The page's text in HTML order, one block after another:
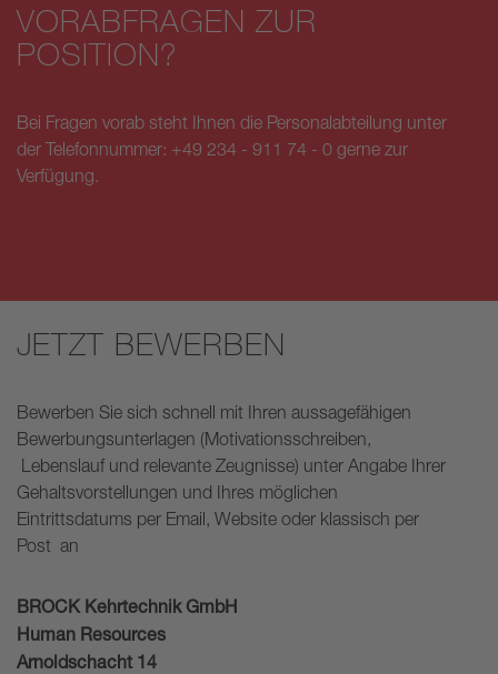
VORABFRAGEN ZUR
POSITION?
Bei Fragen vorab steht Ihnen die Personalabteilung unter
der Telefonnummer: +49 234 - 911 74 - 0 gerne zur
Verfügung.
JETZT BEWERBEN
Bewerben Sie sich schnell mit Ihren aussagefähigen
Bewerbungsunterlagen (Motivationsschreiben,
Lebenslauf und relevante Zeugnisse) unter Angabe Ihrer
Gehaltsvorstellungen und Ihres möglichen
Eintrittsdatums per Email, Website oder klassisch per
Post an
BROCK Kehrtechnik GmbH
Human Resources
Arnoldschacht 14